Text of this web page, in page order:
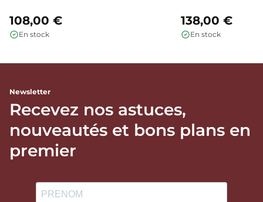
108,00 €
En stock
138,00 €
En stock
Newsletter
Recevez nos astuces,
nouveautés et bons plans en
premier